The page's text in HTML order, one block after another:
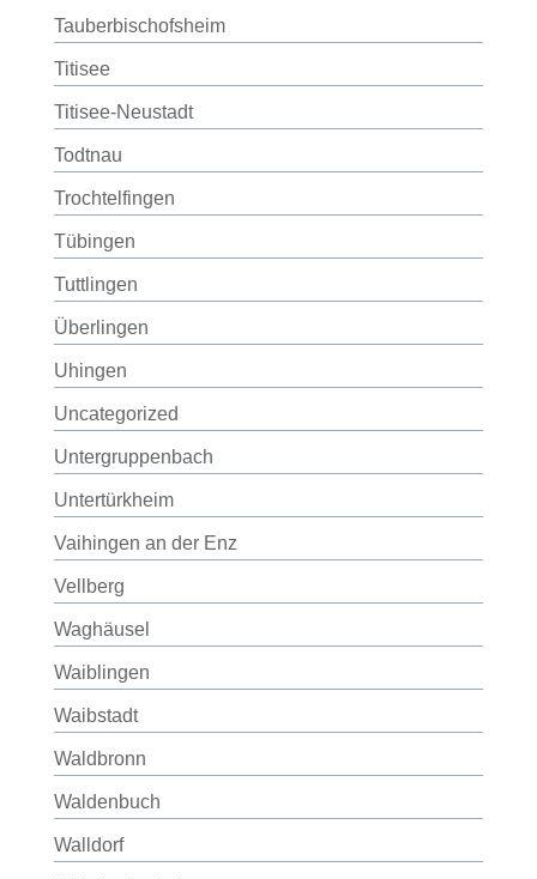
Tauberbischofsheim
Titisee
Titisee-Neustadt
Todtnau
Trochtelfingen
Tübingen
Tuttlingen
Überlingen
Uhingen
Uncategorized
Untergruppenbach
Untertürkheim
Vaihingen an der Enz
Vellberg
Waghäusel
Waiblingen
Waibstadt
Waldbronn
Waldenbuch
Walldorf